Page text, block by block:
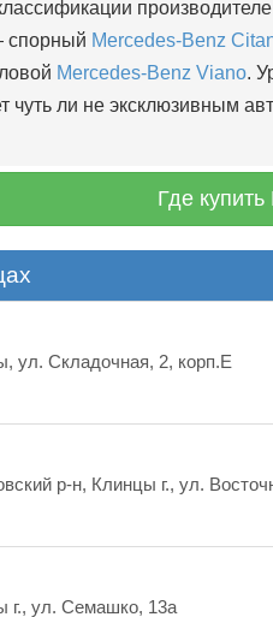
спорный Mercedes-Benz
Mercedes-Benz Viano.
чуть ли не эксклюзивным
Где
ул. Складочная, 2, корп.Е
р-н, Клинцы г., ул.
г., ул. Семашко, 13а